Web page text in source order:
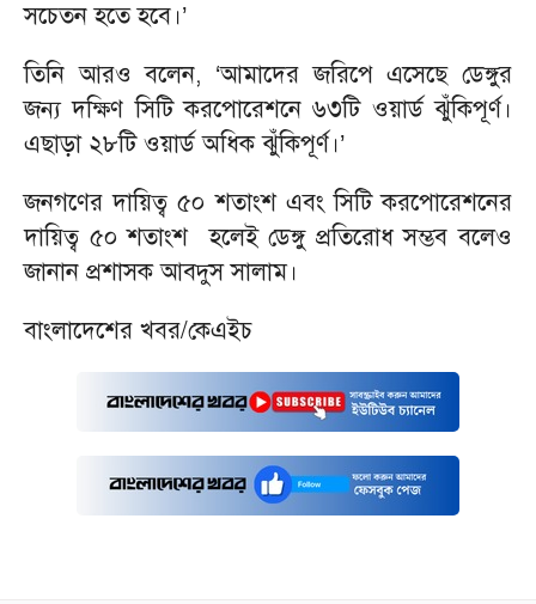
সচেতন হতে হবে।’
তিনি আরও বলেন, ‘আমাদের জরিপে এসেছে ডেঙ্গুর
জন্য দক্ষিণ সিটি করপোরেশনে ৬৩টি ওয়ার্ড ঝুঁকিপূর্ণ।
এছাড়া ২৮টি ওয়ার্ড অধিক ঝুঁকিপূর্ণ।’
জনগণের দায়িত্ব ৫০ শতাংশ এবং সিটি করপোরেশনের
দায়িত্ব ৫০ শতাংশ হলেই ডেঙ্গু প্রতিরোধ সম্ভব বলেও
জানান প্রশাসক আবদুস সালাম।
বাংলাদেশের খবর/কেএইচ